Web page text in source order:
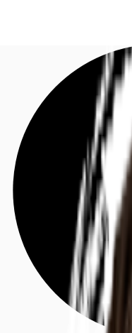
Investieren
Mehrwert
Coworking
Ihre
Favoriten
Jetzt anrufen